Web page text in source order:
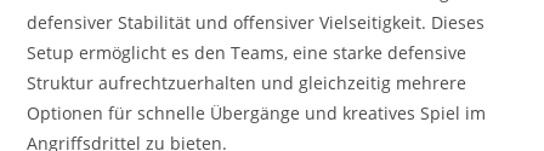
defensiver Stabilität und offensiver Vielseitigkeit. Dieses
Setup ermöglicht es den Teams, eine starke defensive
Struktur aufrechtzuerhalten und gleichzeitig mehrere
Optionen für schnelle Übergänge und kreatives Spiel im
Angriffsdrittel zu bieten.